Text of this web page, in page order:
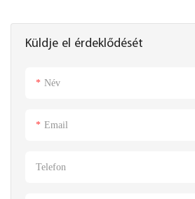
Küldje el érdeklődését
Név
Email
Telefon